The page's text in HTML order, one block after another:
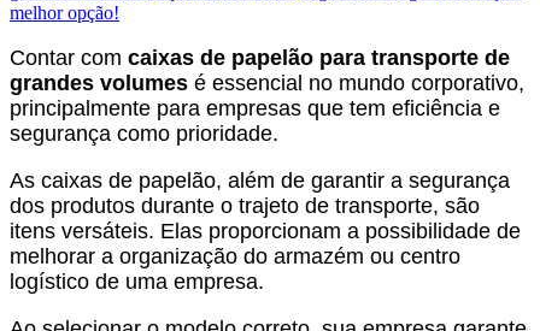
Contar com caixas de papelão para transporte de
grandes volumes é essencial no mundo corporativo,
principalmente para empresas que tem eficiência e
segurança como prioridade.
As caixas de papelão, além de garantir a segurança
dos produtos durante o trajeto de transporte, são
itens versáteis. Elas proporcionam a possibilidade de
melhorar a organização do armazém ou centro
logístico de uma empresa.